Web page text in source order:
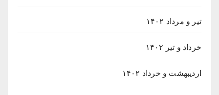
تیر و مرداد ۱۴۰۲
خرداد و تیر ۱۴۰۲
اردیبهشت و خرداد ۱۴۰۲